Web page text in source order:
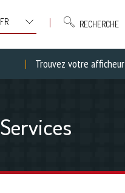
RECHERCHE
Trouvez votre afficheur
Services